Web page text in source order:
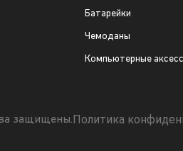
Батарейки
Чемоданы
Компьютерные
защищены.Политика